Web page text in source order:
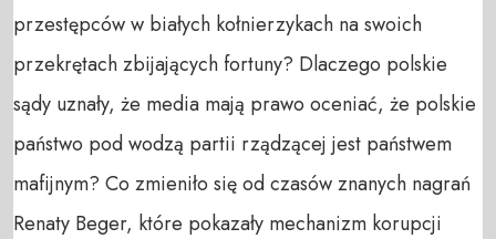
przestępców w białych kołnierzykach na swoich
przekrętach zbijających fortuny? Dlaczego polskie
sądy uznały, że media mają prawo oceniać, że polskie
państwo pod wodzą partii rządzącej jest państwem
mafijnym? Co zmieniło się od czasów znanych nagrań
Renaty Beger, które pokazały mechanizm korupcji